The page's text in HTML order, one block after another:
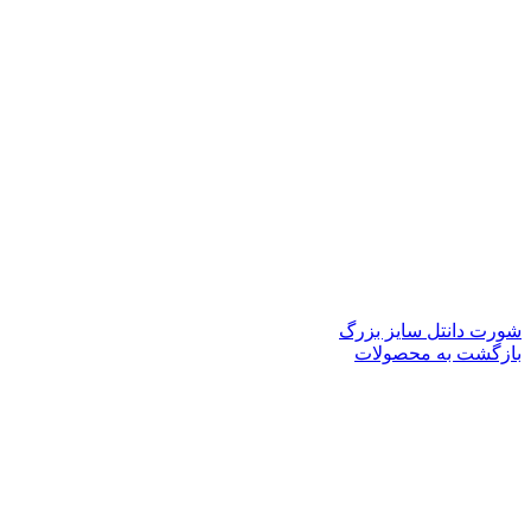
شورت دانتل سایز بزرگ
بازگشت به محصولات